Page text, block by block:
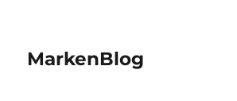
MarkenBlog